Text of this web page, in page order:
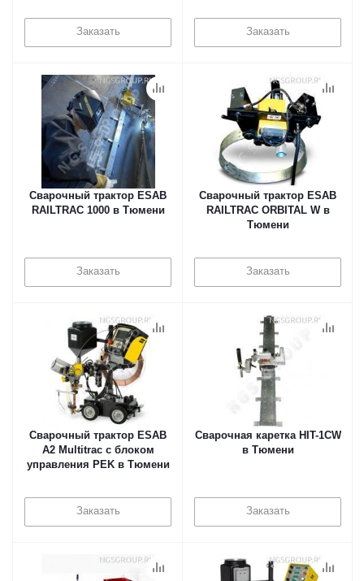
Заказать Заказать
Сварочный трактор ESAB
RAILTRAC 1000 в Тюмени
Заказать
Сварочный трактор ESAB
RAILTRAC ORBITAL W в
Тюмени
Заказать
Сварочный трактор ESAB
A2 Multitrac с блоком
управления PEK в Тюмени
Заказать
Сварочная каретка HIT-1CW
в Тюмени
Заказать